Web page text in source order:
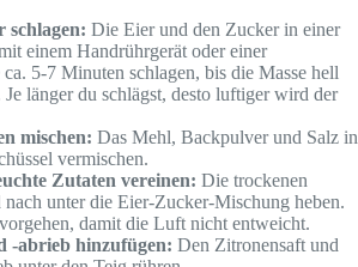
schlagen: Die Eier und den Zucker in einer
einem Handrührgerät oder einer
5-7 Minuten schlagen, bis die Masse hell
länger du schlägst, desto luftiger wird der
mischen: Das Mehl, Backpulver und Salz in
vermischen.
Zutaten vereinen: Die trockenen
nach unter die Eier-Zucker-Mischung heben.
damit die Luft nicht entweicht.
-abrieb hinzufügen: Den Zitronensaft und